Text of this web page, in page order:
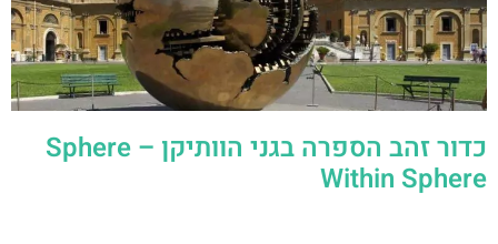
כדור זהב הספרה בגני הוותיקן – Sphere
Within Sphere